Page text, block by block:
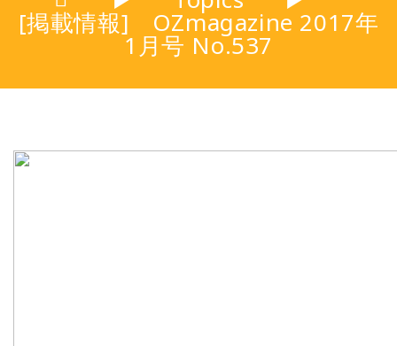
[掲載情報] OZmagazine 2017年
1月号 No.537